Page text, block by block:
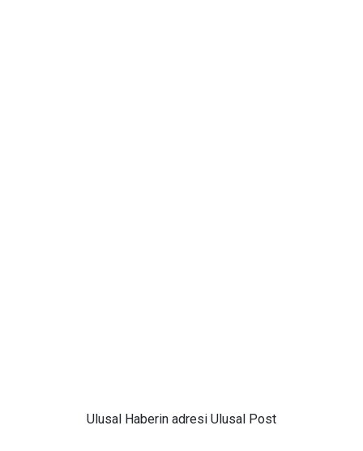
Ulusal Haberin adresi Ulusal Post